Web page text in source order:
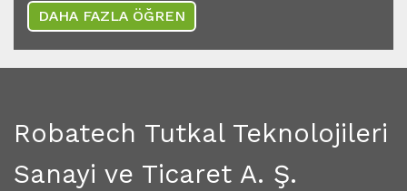
DAHA FAZLA ÖĞREN
Robatech Tutkal Teknolojileri
Sanayi ve Ticaret A. Ş.